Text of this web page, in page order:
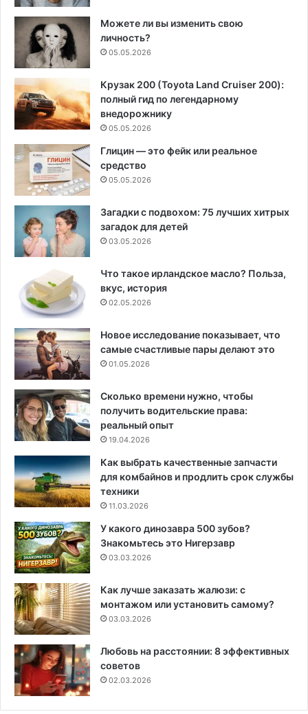
Можете ли вы изменить свою
личность?
05.05.2026
Крузак 200 (Toyota Land Cruiser 200):
полный гид по легендарному
внедорожнику
05.05.2026
Глицин — это фейк или реальное
средство
05.05.2026
Загадки с подвохом: 75 лучших хитрых
загадок для детей
03.05.2026
Что такое ирландское масло? Польза,
вкус, история
02.05.2026
Новое исследование показывает, что
самые счастливые пары делают это
01.05.2026
Сколько времени нужно, чтобы
получить водительские права:
реальный опыт
19.04.2026
Как выбрать качественные запчасти
для комбайнов и продлить срок службы
техники
11.03.2026
У какого динозавра 500 зубов?
Знакомьтесь это Нигерзавр
03.03.2026
Как лучше заказать жалюзи: с
монтажом или установить самому?
03.03.2026
Любовь на расстоянии: 8 эффективных
советов
02.03.2026